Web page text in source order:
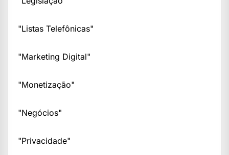
"Listas Telefônicas"
"Marketing Digital"
"Monetização"
"Negócios"
"Privacidade"